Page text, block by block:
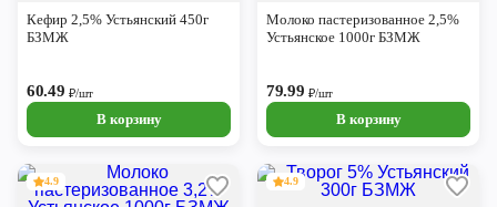
Ярославль
Кефир 2,5% Устьянский 450г
БЗМЖ
60.49₽/шт
В корзину
Молоко пастеризованное 2,5%
Устьянское 1000г БЗМЖ
79.99₽/шт
В корзину
4.9 4.9